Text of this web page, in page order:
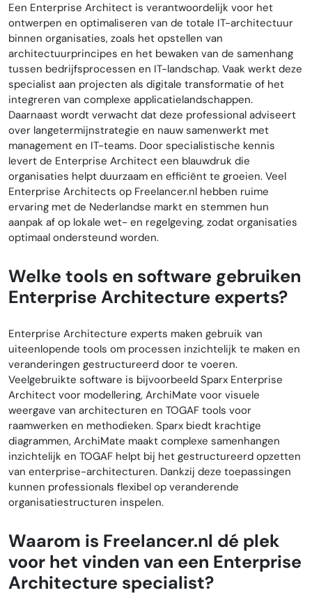
Een Enterprise Architect is verantwoordelijk voor het
ontwerpen en optimaliseren van de totale IT-architectuur
binnen organisaties, zoals het opstellen van
architectuurprincipes en het bewaken van de samenhang
tussen bedrijfsprocessen en IT-landschap. Vaak werkt deze
specialist aan projecten als digitale transformatie of het
integreren van complexe applicatielandschappen.
Daarnaast wordt verwacht dat deze professional adviseert
over langetermijnstrategie en nauw samenwerkt met
management en IT-teams. Door specialistische kennis
levert de Enterprise Architect een blauwdruk die
organisaties helpt duurzaam en efficiënt te groeien. Veel
Enterprise Architects op Freelancer.nl hebben ruime
ervaring met de Nederlandse markt en stemmen hun
aanpak af op lokale wet- en regelgeving, zodat organisaties
optimaal ondersteund worden.
Welke tools en software gebruiken
Enterprise Architecture experts?
Enterprise Architecture experts maken gebruik van
uiteenlopende tools om processen inzichtelijk te maken en
veranderingen gestructureerd door te voeren.
Veelgebruikte software is bijvoorbeeld Sparx Enterprise
Architect voor modellering, ArchiMate voor visuele
weergave van architecturen en TOGAF tools voor
raamwerken en methodieken. Sparx biedt krachtige
diagrammen, ArchiMate maakt complexe samenhangen
inzichtelijk en TOGAF helpt bij het gestructureerd opzetten
van enterprise-architecturen. Dankzij deze toepassingen
kunnen professionals flexibel op veranderende
organisatiestructuren inspelen.
Waarom is Freelancer.nl dé plek
voor het vinden van een Enterprise
Architecture specialist?